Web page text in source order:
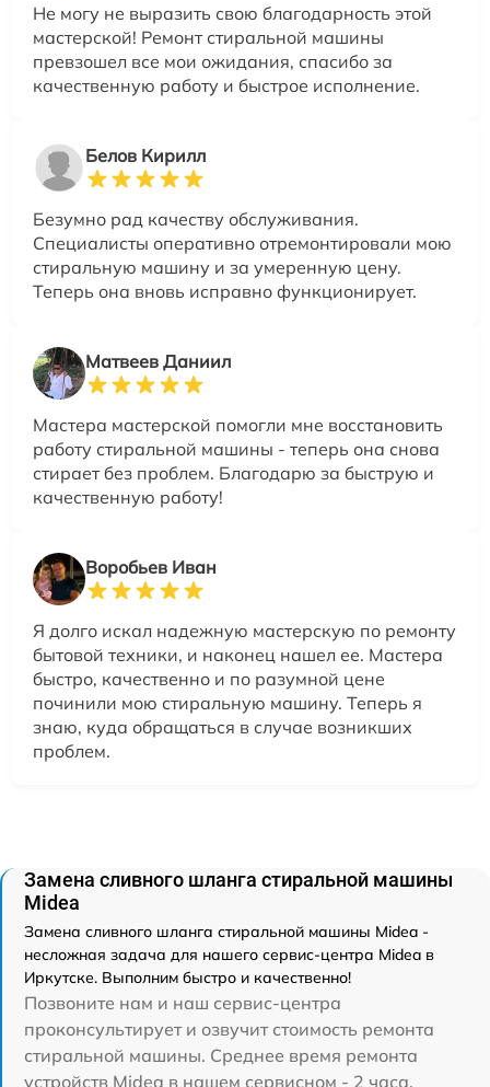
Не могу не выразить свою благодарность этой
мастерской! Ремонт стиральной машины
превзошел все мои ожидания, спасибо за
качественную работу и быстрое исполнение.
Белов Кирилл
Безумно рад качеству обслуживания.
Специалисты оперативно отремонтировали мою
стиральную машину и за умеренную цену.
Теперь она вновь исправно функционирует.
Матвеев Даниил
Мастера мастерской помогли мне восстановить
работу стиральной машины - теперь она снова
стирает без проблем. Благодарю за быструю и
качественную работу!
Воробьев Иван
Я долго искал надежную мастерскую по ремонту
бытовой техники, и наконец нашел ее. Мастера
быстро, качественно и по разумной цене
починили мою стиральную машину. Теперь я
знаю, куда обращаться в случае возникших
проблем.
Замена сливного шланга стиральной машины
Midea
Замена сливного шланга стиральной машины Midea -
несложная задача для нашего сервис-центра Midea в
Иркутске. Выполним быстро и качественно!
Позвоните нам и наш сервис-центра
проконсультирует и озвучит стоимость ремонта
стиральной машины. Среднее время ремонта
устройств Midea в нашем сервисном - 2 часа.